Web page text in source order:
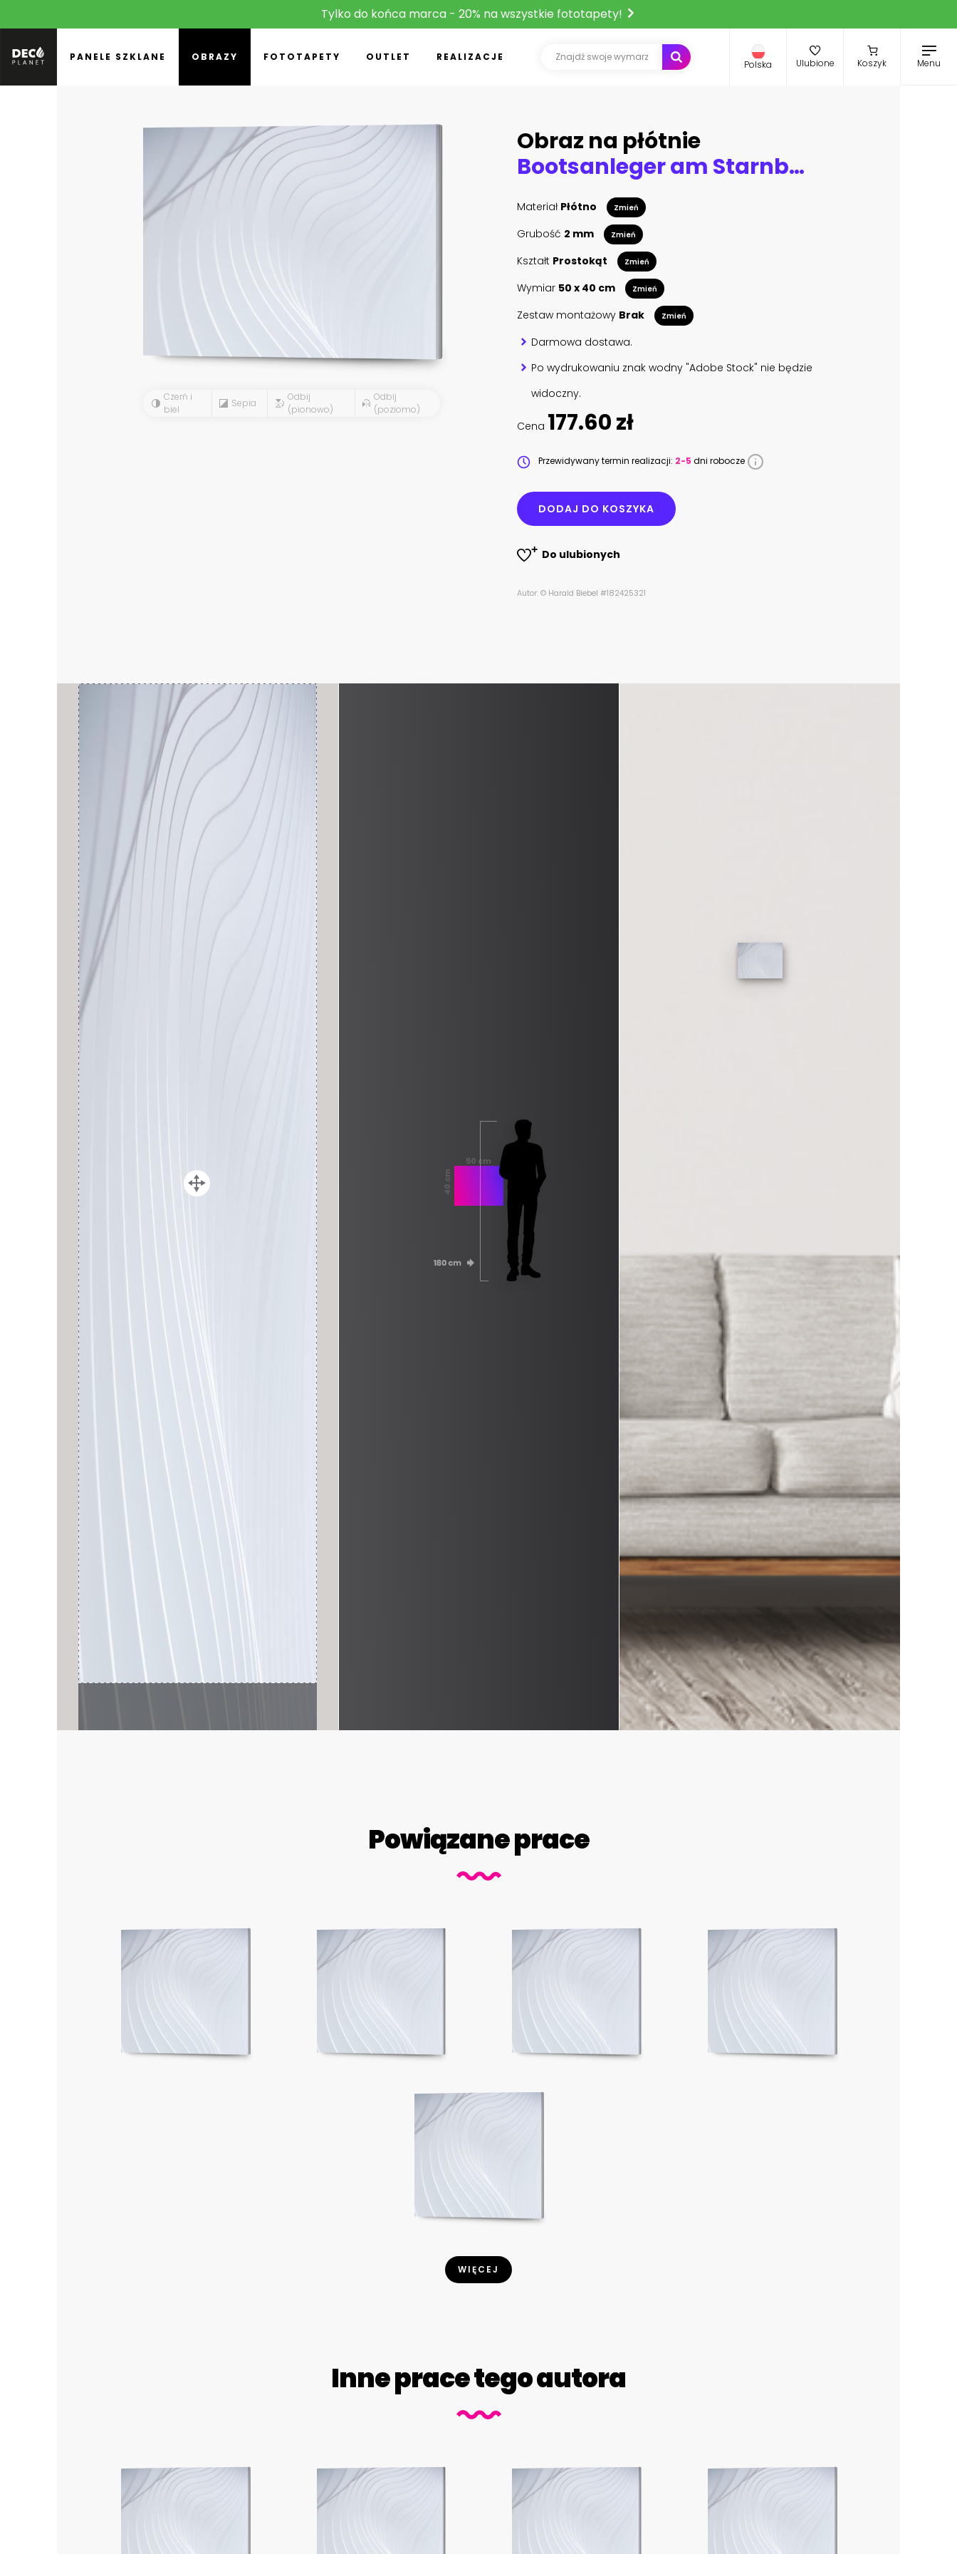
Tylko do końca marca - 20% na wszystkie fototapety!
PANELE SZKLANE OBRAZY FOTOTAPETY OUTLET REALIZACJE
Polska Ulubione Koszyk Menu
Czerń i
biel
Sepia
Odbij
(pionowo)
Odbij
(poziomo)
Obraz na płótnie
Bootsanleger am Starnberger See, Bayern, Langzeitbelichtung in schwarzweiß
Materiał Płótno Zmień
Grubość 2 mm Zmień
Kształt Prostokąt Zmień
Wymiar 50 x 40 cm Zmień
Zestaw montażowy Brak Zmień
Darmowa dostawa.
Po wydrukowaniu znak wodny "Adobe Stock" nie będzie
widoczny.
Cena 177.60 zł
Przewidywany termin realizacji: 2-5 dni robocze
DODAJ DO KOSZYKA
Do ulubionych
Autor: © Harald Biebel #182425321
50 cm
40 cm
Powiązane prace
WIĘCEJ
Inne prace tego autora